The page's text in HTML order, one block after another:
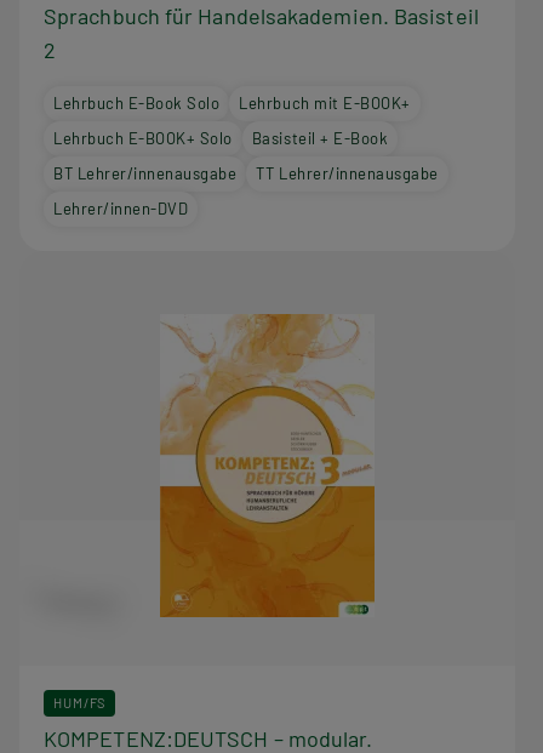
Sprachbuch für Handelsakademien. Basisteil
2
Lehrbuch E-Book Solo
Lehrbuch mit E-BOOK+
Lehrbuch E-BOOK+ Solo
Basisteil + E-Book
BT Lehrer/innenausgabe
TT Lehrer/innenausgabe
Lehrer/innen-DVD
HUM/FS
KOMPETENZ:DEUTSCH – modular.